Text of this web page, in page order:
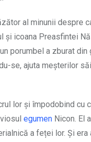
al minunii despre
și icoana Preasfintei
porumbel a zburat
se, ajuta meșterilor
lor și împodobind cu
egumen Nicon. El
a feței lor. Și